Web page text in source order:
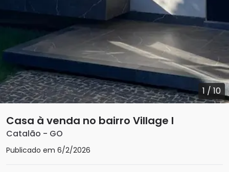
1 / 10
Casa à venda no bairro Village I
Catalão - GO
Publicado em 6/2/2026